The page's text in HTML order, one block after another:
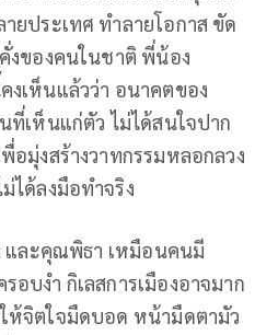
ยประเทศ ทำลายโอกาส ขัด
งของคนในชาติ พี่น้อง
เห็นแล้วว่า อนาคตของ
ที่เห็นแก่ตัว ไม่ได้สนใจปาก
อมุ่งสร้างวาทกรรมหลอกลวง
ได้ลงมือทำจริง
และคุณพิธา เหมือนคนมี
บงำ กิเลสการเมืองอาจมาก
ห้จิตใจมืดบอด หน้ามืดตามัว